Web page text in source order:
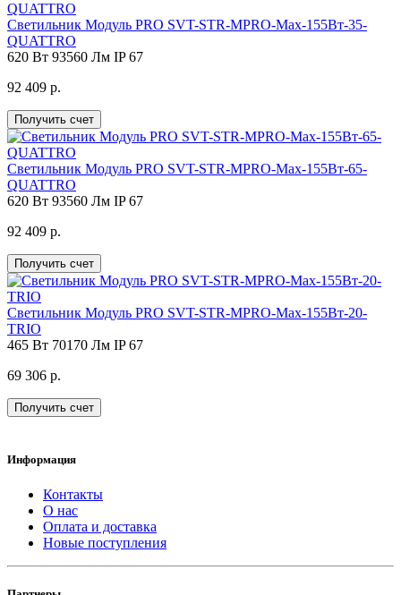
Светильник Модуль PRO SVT-STR-MPRO-Max-155Вт-35-
QUATTRO
620 Вт 93560 Лм IP 67
92 409 р.
Получить счет
Светильник Модуль PRO SVT-STR-MPRO-Max-155Вт-65-
QUATTRO
620 Вт 93560 Лм IP 67
92 409 р.
Получить счет
Светильник Модуль PRO SVT-STR-MPRO-Max-155Вт-20-
TRIO
465 Вт 70170 Лм IP 67
69 306 р.
Получить счет
Информация
Контакты
О нас
Оплата и доставка
Новые поступления